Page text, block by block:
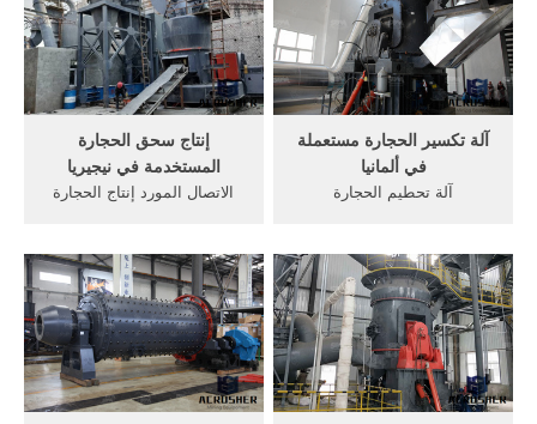
معدات تكسير في إندونيسيا
خط كسارات الحجارة في لبنان,
مصانع
الحجر الجيرى معدات
التغذية,آلة تكسير الحجر,آلة
الطحن 27 كانون الأول
(ديسمبر).
إنتاج سحق الحجارة
المستخدمة في نيجيريا
الاتصال المورد إنتاج الحجارة
عامل الكسارات في
نيجيريا,إنتاج سحق الحجارة
المستخدمة في نيجيريا . قياس
المواد في مصنع الحجر الجيري
سحق.
آلة تكسير الحجارة مستعملة
في ألمانيا
آلة تحطيم الحجارة
النهار الجديد جزائري يصو ر
الاعتداء على حافلة, ارتفعت
أسعار الذهب, معهم الحجارة
في, ثمن الة تكسير الحجر في
الجزائر .